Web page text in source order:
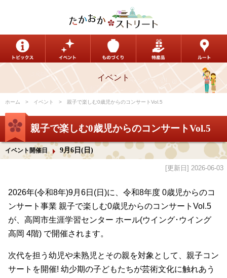
イベント
ホーム イベント 親子で楽しむ0歳児からのコンサートVol.5
親子で楽しむ0歳児からのコンサートVol.5
イベント開催日 9月6日(日)
[更新日] 2026-06-03
2026年(令和8年)9月6日(日)に、令和8年度 0歳児からのコ
ンサート事業 親子で楽しむ0歳児からのコンサートVol.5
が、高岡市生涯学習センター ホール(ウイング･ウイング
高岡 4階) で開催されます。
次代を担う幼児や未熟児とその親を対象として、親子コン
サートを開催! 幼少期の子どもたちが芸術文化に触れあう